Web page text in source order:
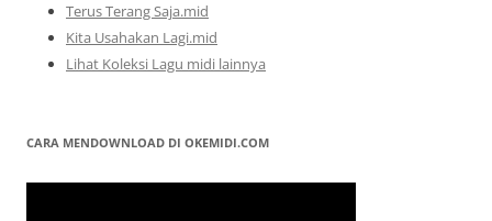
Terus Terang Saja.mid
Kita Usahakan Lagi.mid
Lihat Koleksi Lagu midi lainnya
CARA MENDOWNLOAD DI OKEMIDI.COM